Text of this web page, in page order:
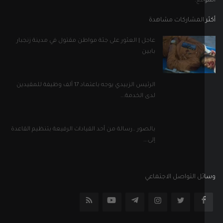
المشاركات مشاهدة
عاجل | العثور على جثة مواطن مقتول في مدينة زنجبار
بابين
الرئيس الزبيدي يوجه باعتماد 17 ألف وظيفة للمقيدين
لدى الخدمة...
بالصور ..رسالة من أحد القيادات الرفيعة بتنظيم القاعدة
التواصل الاجتماعي